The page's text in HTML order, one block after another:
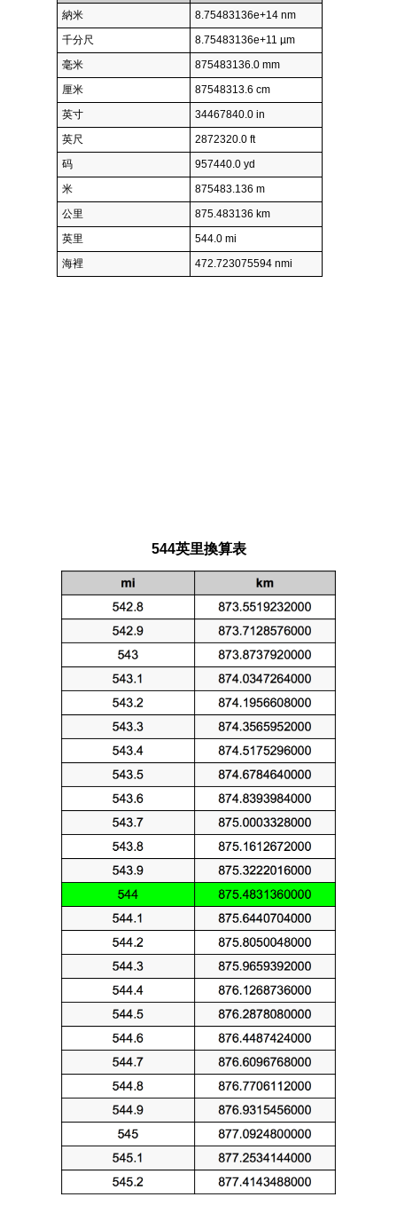
納米
8.75483136e+14 nm
千分尺
8.75483136e+11 µm
毫米
875483136.0 mm
厘米
87548313.6 cm
英寸
34467840.0 in
英尺
2872320.0 ft
码
957440.0 yd
米
875483.136 m
公里
875.483136 km
英里
544.0 mi
海裡
472.723075594 nmi
544英里換算表